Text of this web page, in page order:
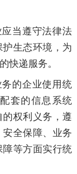
当遵守法律法
生态环境，为
快递服务。
的企业使用统
套的信息系统
权利义务，遵
全保障、业务
等方面实行统